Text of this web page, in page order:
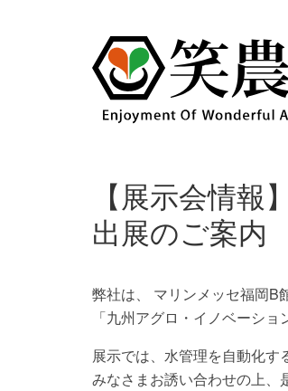
【展示会情
出展のご案内
弊社は、 マリンメッセ福岡B
「九州アグロ・イノベーショ
展示では、水管理を自動化す
みなさまお誘い合わせの上、